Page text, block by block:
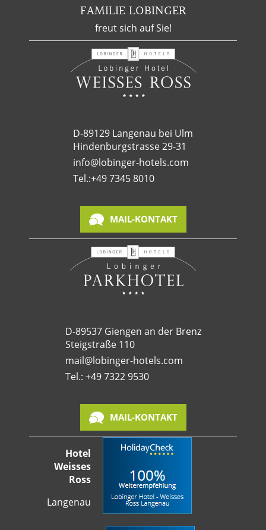
FAMILIE LOBINGER
freut sich auf Sie!
D-89129 Langenau bei Ulm
Hindenburgstrasse 29-31
info@lobinger-hotels.com
Tel.:+49 7345 8010
MAIL-KONTAKT
D-89537 Giengen an der Brenz
Steigstraße 110
mail@lobinger-hotels.com
Tel.: +49 7322 9530
MAIL-KONTAKT
Hotel
Weisses
Ross
Langenau